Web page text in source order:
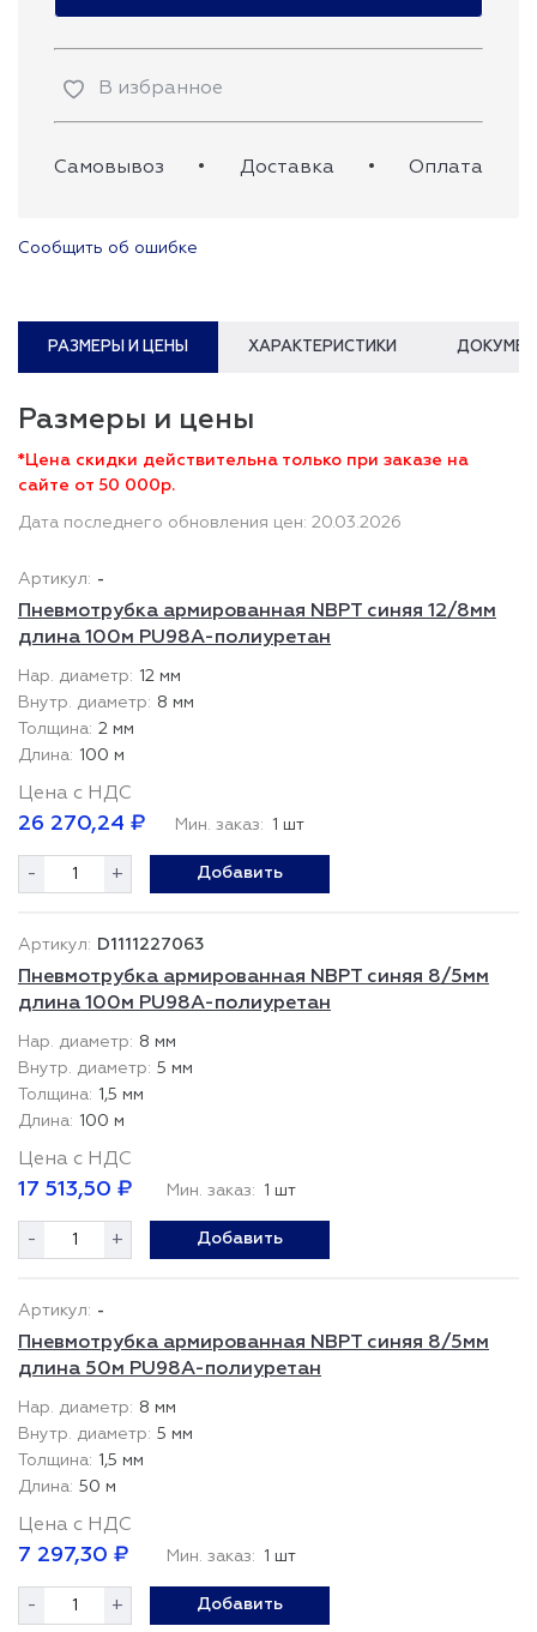
В избранное
Самовывоз • Доставка • Оплата
Сообщить об ошибке
РАЗМЕРЫ И ЦЕНЫ ХАРАКТЕРИСТИКИ
Размеры и цены
*Цена скидки действительна только при заказе на
сайте от 50 000р.
Дата последнего обновления цен: 20.03.2026
-
Пневмотрубка армированная NBPT синяя 12/8мм
длина 100м PU98A-полиуретан
12 мм
8 мм
2 мм
100 м
Цена с НДС
26 270,24 ₽ Мин. заказ: 1 шт
- + Добавить
D1111227063
Пневмотрубка армированная NBPT синяя 8/5мм
длина 100м PU98A-полиуретан
8 мм
5 мм
1,5 мм
100 м
Цена с НДС
17 513,50 ₽ Мин. заказ: 1 шт
- + Добавить
-
Пневмотрубка армированная NBPT синяя 8/5мм
длина 50м PU98A-полиуретан
8 мм
5 мм
1,5 мм
50 м
Цена с НДС
7 297,30 ₽ Мин. заказ: 1 шт
- + Добавить